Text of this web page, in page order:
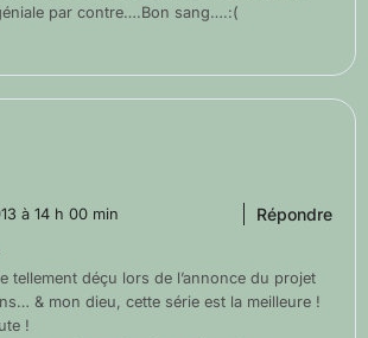
par contre….Bon sang….:(
à 14 h 00 min
tellement déçu lors de l’annonce du projet
& mon dieu, cette série est la meilleure !
!
Répondre